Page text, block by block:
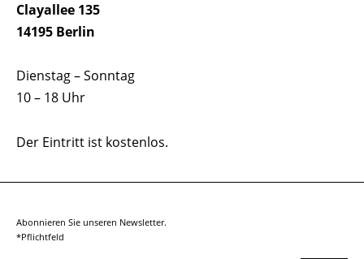
Clayallee 135
14195 Berlin
Dienstag – Sonntag
10 – 18 Uhr
Der Eintritt ist kostenlos.
Abonnieren Sie unseren Newsletter.
*Pflichtfeld